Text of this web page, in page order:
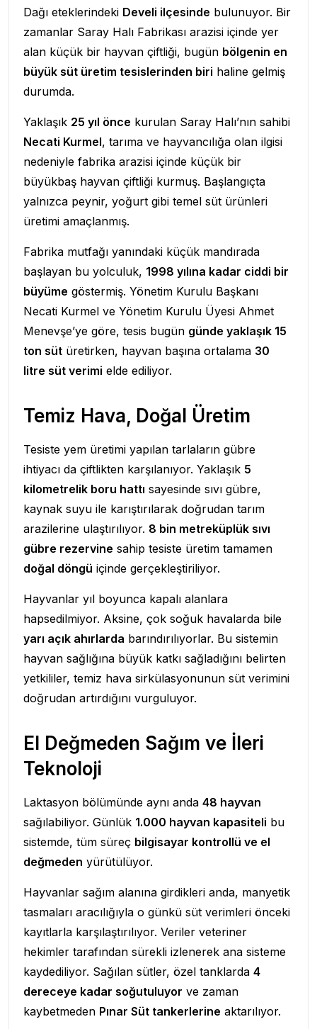
Dağı eteklerindeki Develi ilçesinde bulunuyor. Bir
zamanlar Saray Halı Fabrikası arazisi içinde yer
alan küçük bir hayvan çiftliği, bugün bölgenin en
büyük süt üretim tesislerinden biri haline gelmiş
durumda.
Yaklaşık 25 yıl önce kurulan Saray Halı’nın sahibi
Necati Kurmel, tarıma ve hayvancılığa olan ilgisi
nedeniyle fabrika arazisi içinde küçük bir
büyükbaş hayvan çiftliği kurmuş. Başlangıçta
yalnızca peynir, yoğurt gibi temel süt ürünleri
üretimi amaçlanmış.
Fabrika mutfağı yanındaki küçük mandırada
başlayan bu yolculuk, 1998 yılına kadar ciddi bir
büyüme göstermiş. Yönetim Kurulu Başkanı
Necati Kurmel ve Yönetim Kurulu Üyesi Ahmet
Menevşe’ye göre, tesis bugün günde yaklaşık 15
ton süt üretirken, hayvan başına ortalama 30
litre süt verimi elde ediliyor.
Temiz Hava, Doğal Üretim
Tesiste yem üretimi yapılan tarlaların gübre
ihtiyacı da çiftlikten karşılanıyor. Yaklaşık 5
kilometrelik boru hattı sayesinde sıvı gübre,
kaynak suyu ile karıştırılarak doğrudan tarım
arazilerine ulaştırılıyor. 8 bin metreküplük sıvı
gübre rezervine sahip tesiste üretim tamamen
doğal döngü içinde gerçekleştiriliyor.
Hayvanlar yıl boyunca kapalı alanlara
hapsedilmiyor. Aksine, çok soğuk havalarda bile
yarı açık ahırlarda barındırılıyorlar. Bu sistemin
hayvan sağlığına büyük katkı sağladığını belirten
yetkililer, temiz hava sirkülasyonunun süt verimini
doğrudan artırdığını vurguluyor.
El Değmeden Sağım ve İleri
Teknoloji
Laktasyon bölümünde aynı anda 48 hayvan
sağılabiliyor. Günlük 1.000 hayvan kapasiteli bu
sistemde, tüm süreç bilgisayar kontrollü ve el
değmeden yürütülüyor.
Hayvanlar sağım alanına girdikleri anda, manyetik
tasmaları aracılığıyla o günkü süt verimleri önceki
kayıtlarla karşılaştırılıyor. Veriler veteriner
hekimler tarafından sürekli izlenerek ana sisteme
kaydediliyor. Sağılan sütler, özel tanklarda 4
dereceye kadar soğutuluyor ve zaman
kaybetmeden Pınar Süt tankerlerine aktarılıyor.